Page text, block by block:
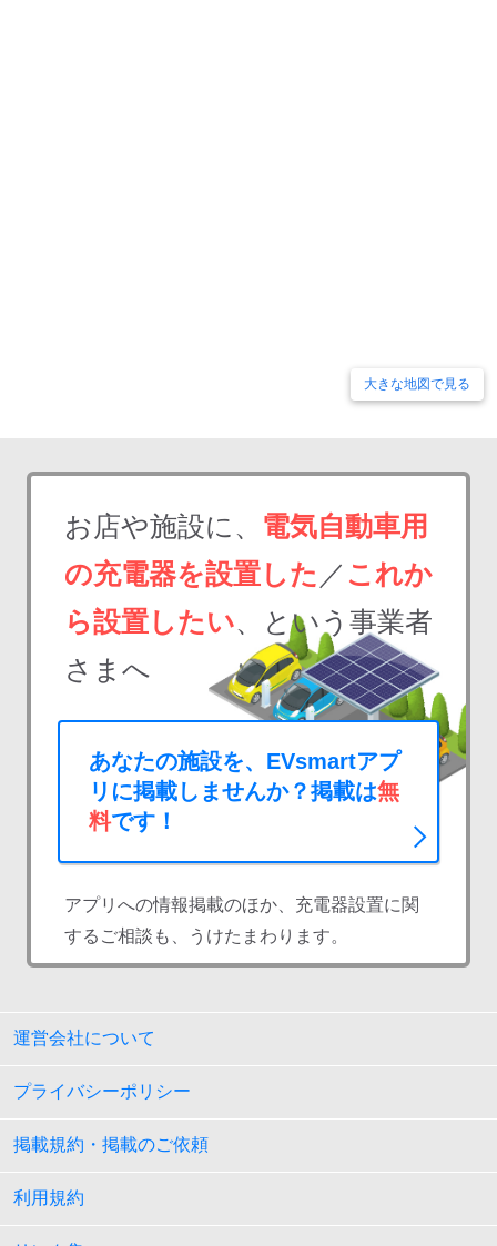
大きな地図で見る
お店や施設に、 電気自動車用
の充電器を設置した ／ これか
ら設置したい、という事業者
さまへ
あなたの施設を、EVsmartアプ
リに掲載しませんか？掲載は無
料です！
アプリへの情報掲載のほか、充電器設置に関
するご相談も、うけたまわります。
運営会社について
プライバシーポリシー
掲載規約・掲載のご依頼
利用規約